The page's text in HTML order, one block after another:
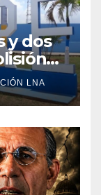
y dos
LNA